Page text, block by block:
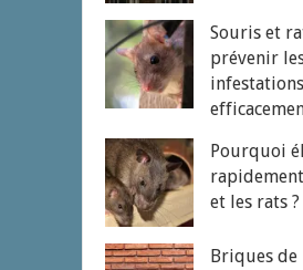
Souris et
prévenir
infestations
Pourquoi
et les rats ?
Briques de